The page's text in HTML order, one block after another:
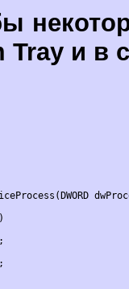
Tray и в